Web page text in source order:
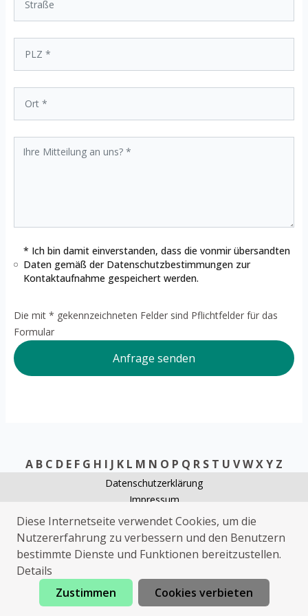
* Ich bin damit einverstanden, dass die vonmir übersandten
Daten gemäß der Datenschutzbestimmungen zur
Kontaktaufnahme gespeichert werden.
Die mit * gekennzeichneten Felder sind Pflichtfelder für das
Formular
Anfrage senden
A B C D E F G H I J K L M N O P Q R S T U VWXY Z
Datenschutzerklärung
Impressum
Rohrreinigung Kayna
Heizungsnotdienst Kayna
Sat Installation Kayna
Jetzt anrufen
Diese Internetseite verwendet Cookies, um die
Nutzererfahrung zu verbessern und den Benutzern
bestimmte Dienste und Funktionen bereitzustellen.
Details
Zustimmen
Cookies verbieten